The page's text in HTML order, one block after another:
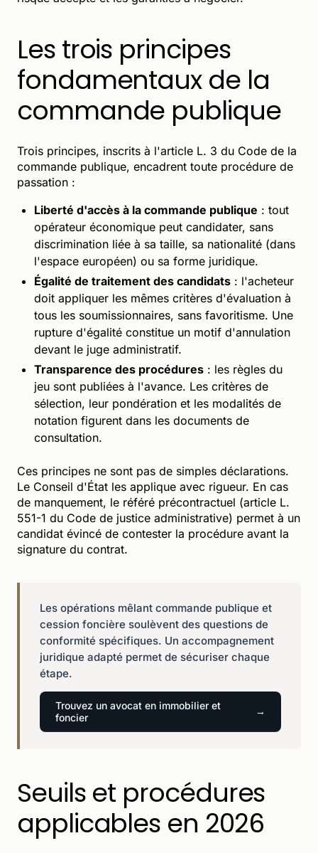
Les trois principes
fondamentaux de la
commande publique
Trois principes, inscrits à l'article L. 3 du Code de la
commande publique, encadrent toute procédure de
passation :
Liberté d'accès à la commande publique : tout
opérateur économique peut candidater, sans
discrimination liée à sa taille, sa nationalité (dans
l'espace européen) ou sa forme juridique.
Égalité de traitement des candidats : l'acheteur
doit appliquer les mêmes critères d'évaluation à
tous les soumissionnaires, sans favoritisme. Une
rupture d'égalité constitue un motif d'annulation
devant le juge administratif.
Transparence des procédures : les règles du
jeu sont publiées à l'avance. Les critères de
sélection, leur pondération et les modalités de
notation figurent dans les documents de
consultation.
Ces principes ne sont pas de simples déclarations.
Le Conseil d'État les applique avec rigueur. En cas
de manquement, le référé précontractuel (article L.
551-1 du Code de justice administrative) permet à un
candidat évincé de contester la procédure avant la
signature du contrat.
Les opérations mêlant commande publique et
cession foncière soulèvent des questions de
conformité spécifiques. Un accompagnement
juridique adapté permet de sécuriser chaque
étape.
Trouvez un avocat en immobilier et
foncier
Seuils et procédures
applicables en 2026